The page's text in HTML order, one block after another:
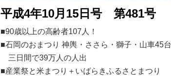
平成4年10月15日号 第481号
■90歳以上の高齢者107人！
■石岡のおまつり 神輿・ささら・獅子・山車45台
三日間で39万人の人出
■産業祭と米まつり＋いばらきふるさとまつり